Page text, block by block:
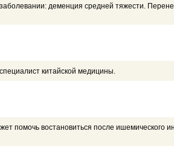
деменция средней тяжести.
китайской медицины.
помочь востановиться после ишемического